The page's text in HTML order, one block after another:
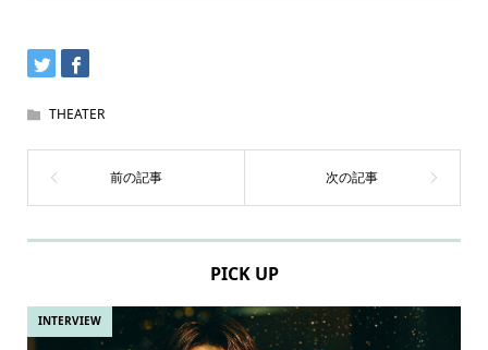
THEATER
PICK UP
INTERVIEW